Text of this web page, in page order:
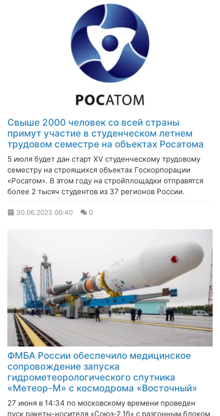
Свыше 2000 человек со всей страны
примут участие в студенческом летнем
трудовом семестре на объектах Росатома
5 июля будет дан старт XV студенческому трудовому
семестру на строящихся объектах Госкорпорации
«Росатом». В этом году на стройплощадки отправятся
более 2 тысяч студентов из 37 регионов России.
30.06.2023 00:40 0
ФМБА России обеспечило медицинское
сопровождение запуска
гидрометеорологического спутника
«Метеор-М» с космодрома «Восточный»
27 июня в 14:34 по московскому времени проведен
пуск ракеты-носителя «Союз-2.1б» с разгонным блоком